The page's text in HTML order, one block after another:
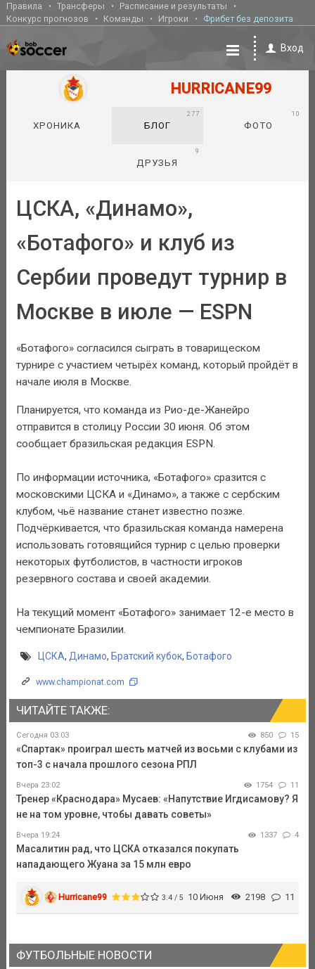
Правила Трансферы
Расписание и результаты
Конкурс прогнозов
Команды Игроки Фрибет без депозита
Вход
HURRICANE99
ХРОНИКА БЛОГ
277
ФОТО
10
ДРУЗЬЯ
9
ЦСКА, «Динамо»,
«Ботафого» и клуб из
Сербии проведут турнир в
Москве в июле — ESPN
«Ботафого» согласился сыграть в товарищеском
турнире с участием четырёх команд, который пройдёт в
начале июля в Москве.
Планируется, что команда из Рио-де-Жанейро
отправится в столицу России 30 июня. Об этом
сообщает бразильская редакция ESPN.
По информации источника, «Ботафого» сразится с
московскими ЦСКА и «Динамо», а также с сербским
клубом, чьё название станет известно позже.
Подчёркивается, что бразильская команда намерена
использовать готовящийся турнир с целью проверки
некоторых футболистов, в частности игроков
резервного состава и своей академии.
На текущий момент «Ботафого» занимает 12-е место в
чемпионате Бразилии.
ЦСКА, Динамо, Братский кубок, Ботафого
www.championat.com
ЧИТАЙТЕ ТАКЖЕ:
Сегодня 03:03 850 15
«Спартак» проиграл шесть матчей из восьми с клубами из
топ-3 с начала прошлого сезона РПЛ
Вчера 23:02 1754 11
Тренер «Краснодара» Мусаев: «Напутствие Игдисамову? Я
не на том уровне, чтобы давать советы»
Вчера 19:24 1337 4
Масалитин рад, что ЦСКА отказался покупать
нападающего Жуана за 15 млн евро
Hurricane99 3.4 / 5 10 Июня 2198 11
ФУТБОЛЬНЫЕ НОВОСТИ